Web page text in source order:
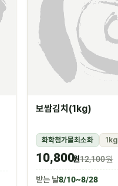
보쌈김치(1kg)
화학첨가물최소화 1kg
10,800원12,100원
받는 날8/10~8/28